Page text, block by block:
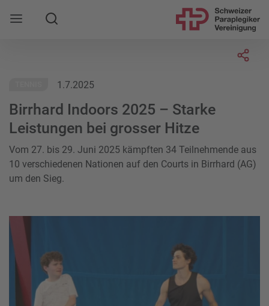
Mobile Navigation öffnen
Suche
1.7.2025
Birrhard Indoors 2025 – Starke
Leistungen bei grosser Hitze
Vom 27. bis 29. Juni 2025 kämpften 34 Teilnehmende aus
10 verschiedenen Nationen auf den Courts in Birrhard (AG)
um den Sieg.